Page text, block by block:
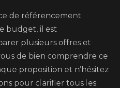
de référencement
budget, il est
plusieurs offres et
de bien comprendre ce
proposition et n’hésitez
pour clarifier tous les